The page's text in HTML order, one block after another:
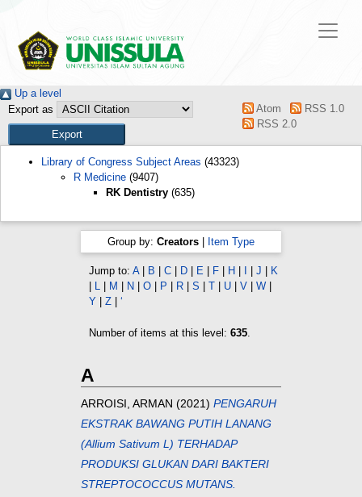
Up a level
Export as
Atom
RSS 1.0
RSS 2.0
Library of Congress Subject Areas (43323)
R Medicine (9407)
RK Dentistry (635)
Group by: Creators Item Type
Jump to: A| B C D E F H J
K
L M N O P R S T U V W
Y
Z ‘
Number of items at this level: 635.
A
ARROISI, ARMAN (2021) PENGARUH
EKSTRAK BAWANG PUTIH LANANG
(Allium Sativum L) TERHADAP
PRODUKSI GLUKAN DARI BAKTERI
STREPTOCOCCUS MUTANS.